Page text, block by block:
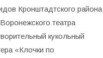
Кронштадтского района
театра
кукольный
«Клочки по